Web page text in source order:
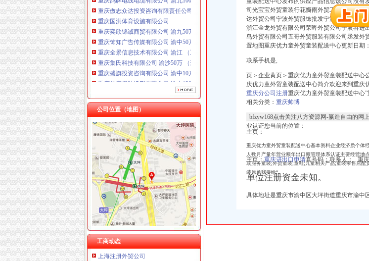
重庆国洪体育设施有限公司
重庆奕欣锦诚商贸有限公司 渝九50万 （工商注册）
重庆饰知广告传媒有限公司 渝中50万 （工商注册）
重庆全景信息技术有限公司 渝江 （工商注册）
重庆集氏科技有限公司 渝沙50万 （进出口权）
重庆盛旗投资咨询有限公司 渝中10万 （工商注册）
重庆华康假肢矫形有限公司 渝中120万 （增资）
成都国科海博信息技术股份有限公司重庆分公司 渝江 （工商注册）
上海兆妩贸易有限公司重庆天地分公司 渝中 （工商注册）
公司位置（地图）
工商动态
大坪注册外贸公司
增城贸易公司注册】价格,厂家,图片,公司注册、年检、变更,广
重庆渝中大坪外贸内审员培训,重庆渝中大坪ISO9001内审员培训,重
从省外贸公司到柳沟大坪怎么坐公交车,快需要多久？-公交查询
【代理注册外贸公司,外贸公司代理,进出口贸易代理注册】价格
重庆优力童外贸童装配送中心|重庆优力童外贸童装配送中心网站
重庆中基公司（外贸业务）-城市吧街景地图
重庆渝中食品饮料公司-顺企网重庆渝中黄页
找渝中大坪书法培训选,重庆美术绘画培训火热销中【今日推荐网
上海注册外贸公司
重庆渝中大坪单证员培训,重庆渝中大坪外贸单证员培训,重庆渝中大
司光宝宝外贸童装行花瓣雨外贸工厂浙江东圆
达外贸公司宁波外贸服饰批发宁波外贸服装批
浙江金龙外贸有限公司荣晔外贸公司宁波谷进
鸟外贸有限公司五哥外贸服装有限公司丞发外
置地图重庆优力童外贸童装配送中心更新日期
联系手机是,
页＞企业黄页＞重庆优力童外贸童装配送中心
庆优力童外贸童装配送中心简介欢迎来到重庆
重庆分公司注册重庆优力童外贸童装配送中心
相关分类： 重庆帅博
bfzyw168点击关注八方资源网-赢造自由的网
业认证您当前的位置：
主页：
重庆优力童外贸童装配送中心基本资料企业经济质个体
人数月产量年营业额年出口额管理体系认证主要经营
或服务童装;外贸童装;童鞋;儿童相关产品;童装零售店
装原单我要给“
主页：重庆进出口申请真号码：联系人： 重
单位注册资金未知。
具体地址是重庆市渝中区大坪街道重庆市渝中